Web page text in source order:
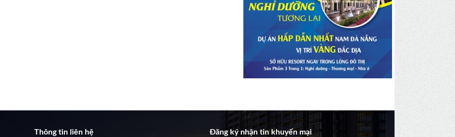
Thông tin liên hệ Đăng ký nhận tin khuyến mại